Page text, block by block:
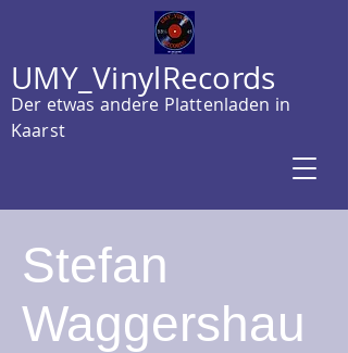
UMY_VinylRecords
Der etwas andere Plattenladen in
Kaarst
Stefan
Waggershau